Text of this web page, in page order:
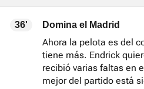
36' Domina el Madrid
Ahora la pelota es del
tiene más. Endrick
recibió varias faltas en
mejor del partido está